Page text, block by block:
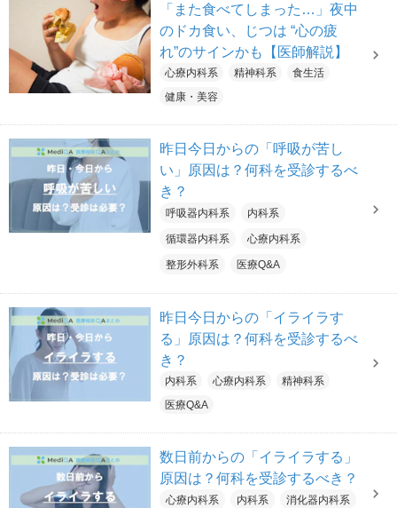
「また食べてしまった…」夜中
のドカ食い、じつは “心の疲
れ”のサインかも【医師解説】
心療内科系 精神科系
食生活
健康・美容
昨日今日からの「呼吸が苦し
い」原因は？何科を受診するべ
き？
呼吸器内科系 内科系
循環器内科系 心療内科系
整形外科系 医療Q&A
昨日今日からの「イライラす
る」原因は？何科を受診するべ
き？
内科系 心療内科系
精神科系
医療Q&A
数日前からの「イライラする」
原因は？何科を受診するべき？
心療内科系 内科系 消化器内科系